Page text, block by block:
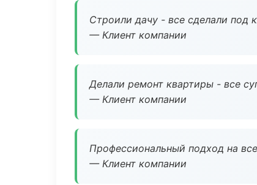
Строили дачу - все сделали под
— Клиент компании
Делали ремонт квартиры - все
— Клиент компании
Профессиональный подход на
— Клиент компании